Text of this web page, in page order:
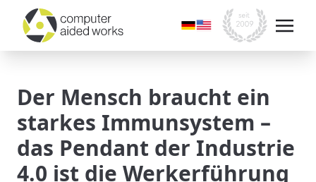
Der Mensch braucht ein
starkes Immunsystem –
das Pendant der Industrie
4.0 ist die Werkerführung